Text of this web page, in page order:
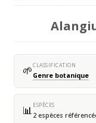
🌱CLASSIFICATION
Genre botanique
📊ESPÈCES
2 espèces